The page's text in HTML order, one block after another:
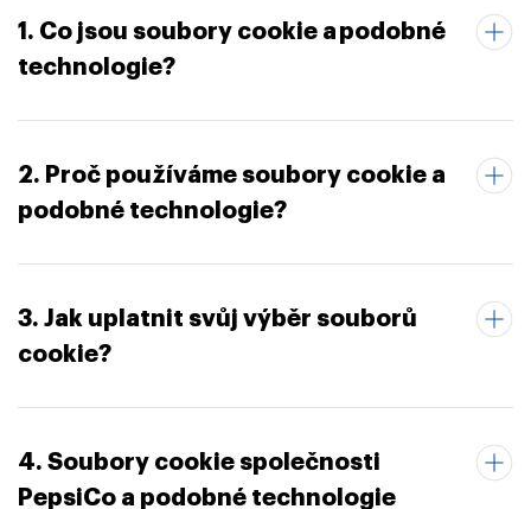
1. Co jsou soubory cookie a podobné
technologie?
2. Proč používáme soubory cookie a
podobné technologie?
3. Jak uplatnit svůj výběr souborů
cookie?
4. Soubory cookie společnosti
PepsiCo a podobné technologie